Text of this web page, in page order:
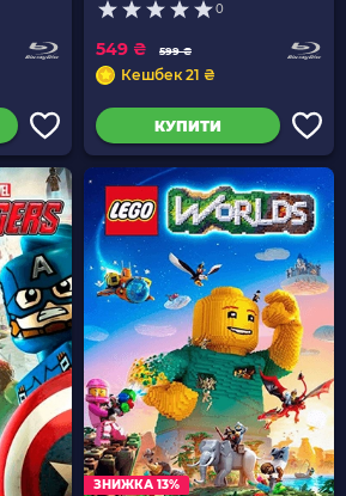
0
599 ₴
549 ₴
Кешбек 21 ₴
КУПИТИ
ЗНИЖКА 13%